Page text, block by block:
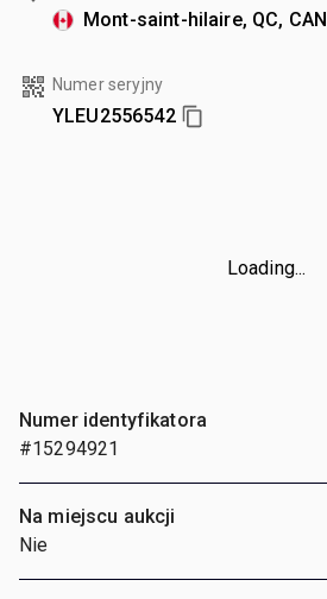
Mont-saint-hilaire, QC, CAN
Numer seryjny
YLEU2556542
Loading...
Numer identyfikatora
#15294921
Na miejscu aukcji
Nie